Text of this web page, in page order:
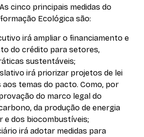
cinco principais medidas do
Ecológica são:
irá ampliar o financiamento e
do crédito para setores,
sustentáveis;
irá priorizar projetos de lei
aos temas do pacto. Como, por
do marco legal do
da produção de energia
e dos biocombustíveis;
irá adotar medidas para